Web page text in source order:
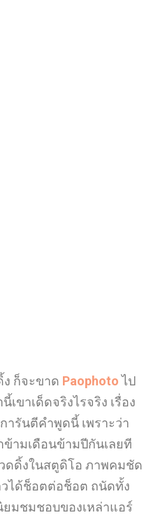
ก็จะขาด Paophotoไป
เขาเด็ดจริงไรจริง เรื่อง
ารันตีคำพูดนี้ เพราะว่า
ข้ามเดือนข้ามปีกันเลยที
ดดิ้งในสตูดิโอ ภาพคมชัด
ได้ช็อตต่อช็อต ถนัดทั้ง
มชมชอบของเหล่าแอร์